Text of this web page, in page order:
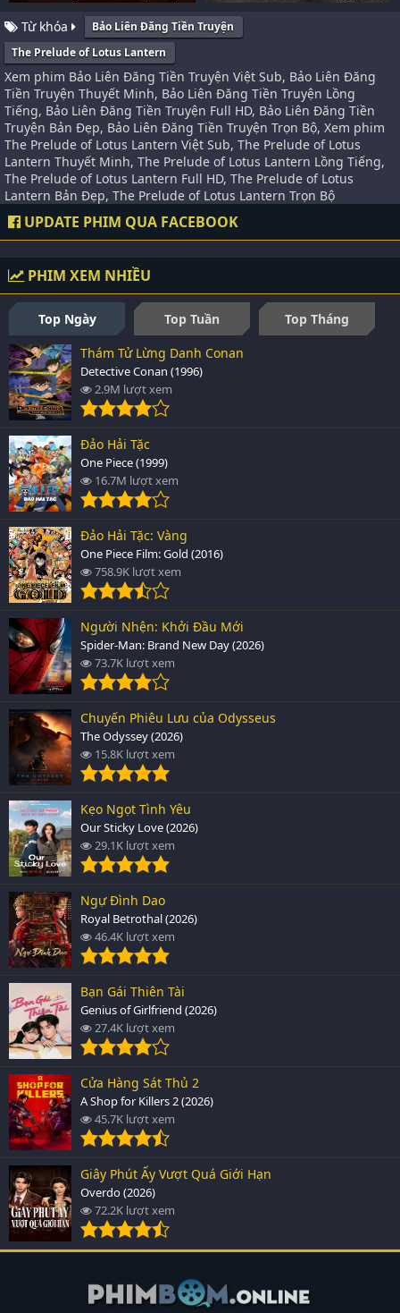
Từ khóa
Bảo Liên Đăng Tiền Truyện
The Prelude of Lotus Lantern
Xem phim Bảo Liên Đăng Tiền Truyện Việt Sub, Bảo Liên Đăng
Tiền Truyện Thuyết Minh, Bảo Liên Đăng Tiền Truyện Lồng
Tiếng, Bảo Liên Đăng Tiền Truyện Full HD, Bảo Liên Đăng Tiền
Truyện Bản Đẹp, Bảo Liên Đăng Tiền Truyện Trọn Bộ, Xem phim
The Prelude of Lotus Lantern Việt Sub, The Prelude of Lotus
Lantern Thuyết Minh, The Prelude of Lotus Lantern Lồng Tiếng,
The Prelude of Lotus Lantern Full HD, The Prelude of Lotus
Lantern Bản Đẹp, The Prelude of Lotus Lantern Trọn Bộ
UPDATE PHIM QUA FACEBOOK
PHIM XEM NHIỀU
Top Ngày Top Tuần
Top Tháng
Thám Tử Lừng Danh Conan
Detective Conan (1996)
2.9M lượt xem
Đảo Hải Tặc
One Piece (1999)
16.7M lượt xem
Đảo Hải Tặc: Vàng
One Piece Film: Gold (2016)
758.9K lượt xem
Người Nhện: Khởi Đầu Mới
Spider-Man: Brand New Day (2026)
73.7K lượt xem
Chuyến Phiêu Lưu của Odysseus
The Odyssey (2026)
15.8K lượt xem
Kẹo Ngọt Tình Yêu
Our Sticky Love (2026)
29.1K lượt xem
Ngự Đình Dao
Royal Betrothal (2026)
46.4K lượt xem
Bạn Gái Thiên Tài
Genius of Girlfriend (2026)
27.4K lượt xem
Cửa Hàng Sát Thủ 2
A Shop for Killers 2 (2026)
45.7K lượt xem
Giây Phút Ấy Vượt Quá Giới Hạn
Overdo (2026)
72.2K lượt xem